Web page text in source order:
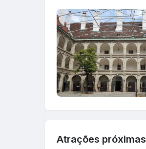
Atrações próximas